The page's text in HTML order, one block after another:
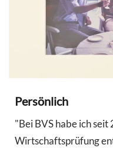
Persönlich
"Bei BVS habe ich
Wirtschaftsprüfung